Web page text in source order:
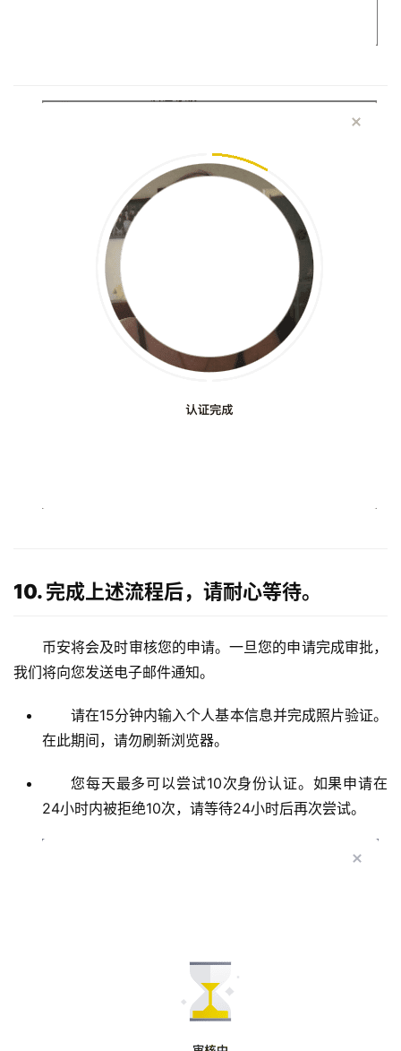
10. 完成上述流程后，请耐心等待。
币安将会及时审核您的申请。一旦您的申请完成审批，
我们将向您发送电子邮件通知。
请在15分钟内输入个人基本信息并完成照片验证。
在此期间，请勿刷新浏览器。
您每天最多可以尝试10次身份认证。如果申请在
24小时内被拒绝10次，请等待24小时后再次尝试。